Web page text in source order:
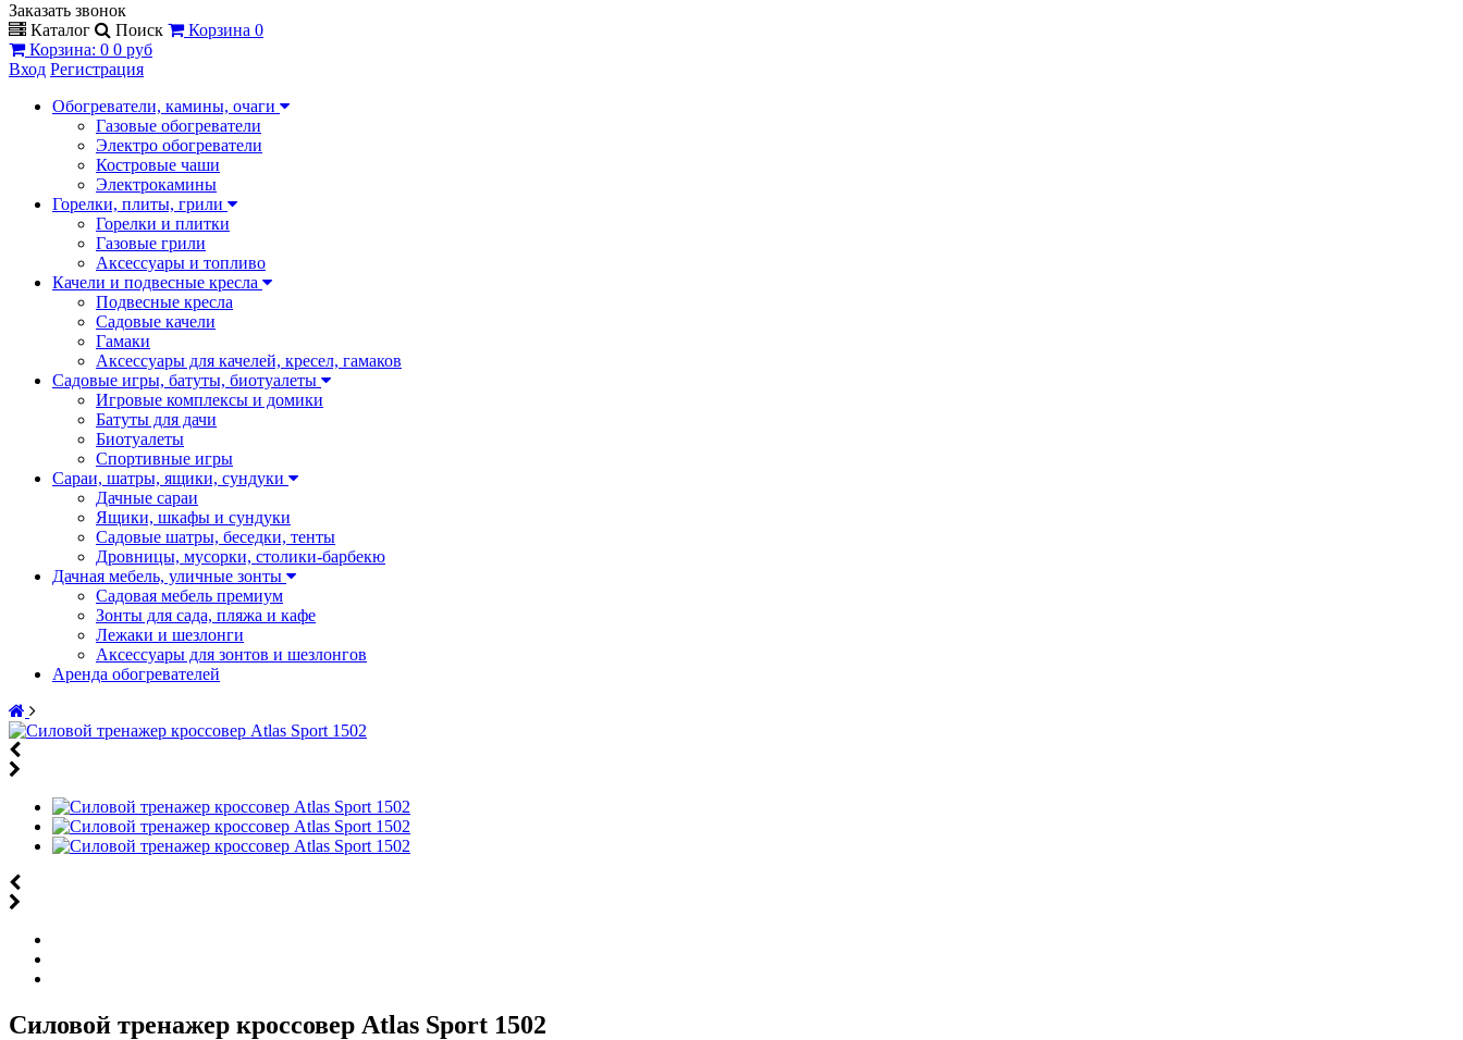
Заказать звонок
Каталог
Поиск Корзина 0
Корзина: 0 0 руб
Вход Регистрация
Обогреватели, камины, очаги
Газовые обогреватели
Электро обогреватели
Костровые чаши
Электрокамины
Горелки, плиты, грили
Горелки и плитки
Газовые грили
Аксессуары и топливо
Качели и подвесные кресла
Подвесные кресла
Садовые качели
Гамаки
Аксессуары для качелей, кресел, гамаков
Садовые игры, батуты, биотуалеты
Игровые комплексы и домики
Батуты для дачи
Биотуалеты
Спортивные игры
Сараи, шатры, ящики, сундуки
Дачные сараи
Ящики, шкафы и сундуки
Садовые шатры, беседки, тенты
Дровницы, мусорки, столики-барбекю
Дачная мебель, уличные зонты
Садовая мебель премиум
Зонты для сада, пляжа и кафе
Лежаки и шезлонги
Аксессуары для зонтов и шезлонгов
Аренда обогревателей
Силовой тренажер кроссовер Atlas Sport 1502